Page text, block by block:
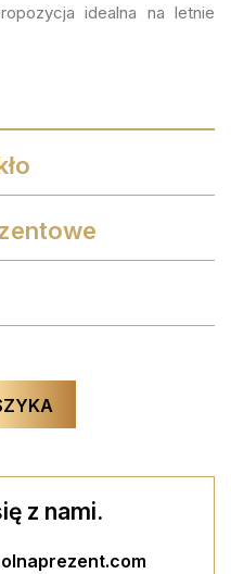
idealna na letnie


YOU BOX

z nami.